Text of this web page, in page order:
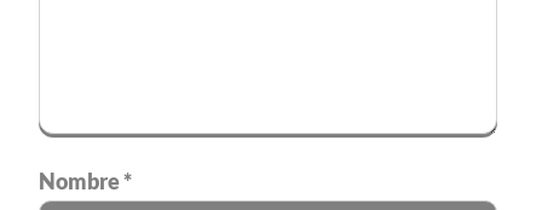
Nombre*